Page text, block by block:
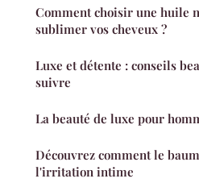
Comment choisir une huile
sublimer vos cheveux ?
Luxe et détente : conseils
suivre
La beauté de luxe pour
Découvrez comment le
l'irritation intime